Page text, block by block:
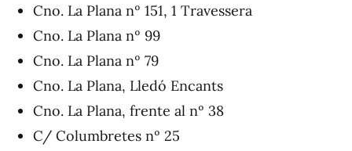
Cno. La Plana nº 151, 1 Travessera
Cno. La Plana nº 99
Cno. La Plana nº 79
Cno. La Plana, Lledó Encants
Cno. La Plana, frente al nº 38
C/ Columbretes nº 25